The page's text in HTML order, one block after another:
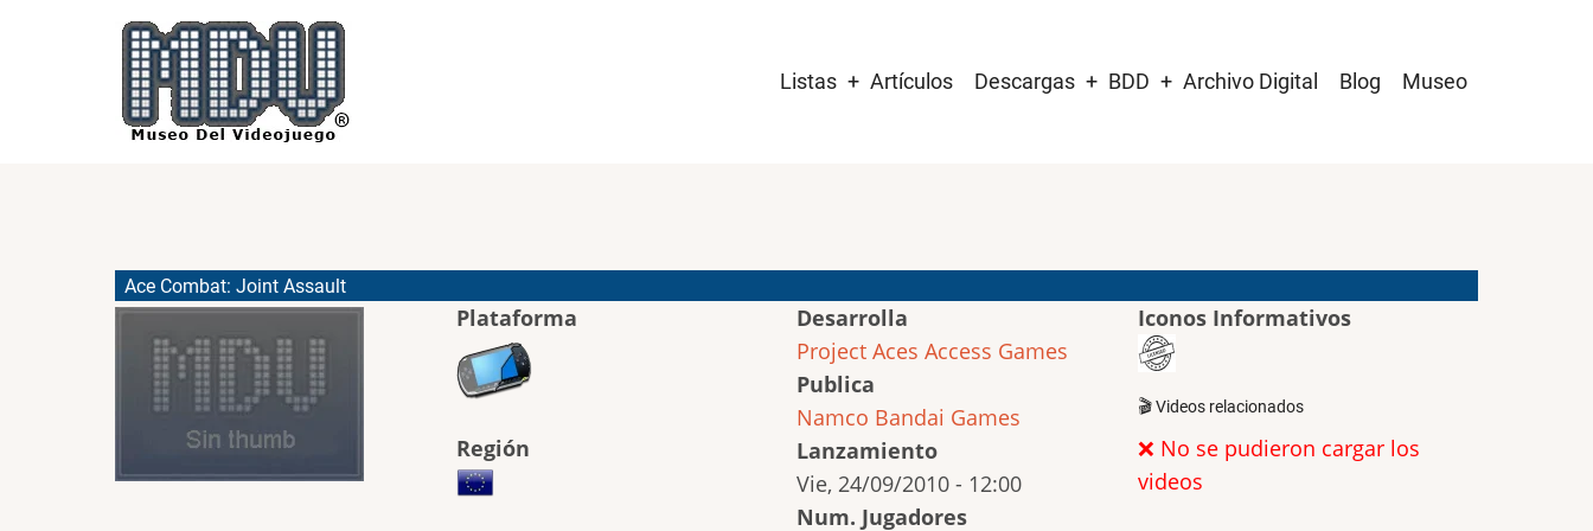
navigation
Listas Artículos Descargas BDD Archivo Digital Blog Museo
Ace Combat: Joint Assault
Plataforma
Región
Desarrolla
Project Aces Access Games
Publica
Namco Bandai Games
Lanzamiento
Vie, 24/09/2010 - 12:00
Num. Jugadores
Iconos Informativos
🎬 Videos relacionados
❌ No se pudieron cargar los
videos